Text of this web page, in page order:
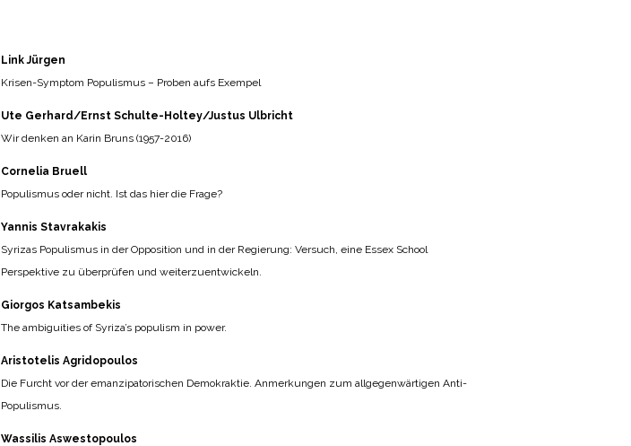
Link Jürgen
Krisen-Symptom Populismus – Proben aufs Exempel
Ute Gerhard/Ernst Schulte-Holtey/Justus Ulbricht
Wir denken an Karin Bruns (1957-2016)
Cornelia Bruell
Populismus oder nicht. Ist das hier die Frage?
Yannis Stavrakakis
Syrizas Populismus in der Opposition und in der Regierung: Versuch, eine Essex School
Perspektive zu überprüfen und weiterzuentwickeln.
Giorgos Katsambekis
The ambiguities of Syriza’s populism in power.
Aristotelis Agridopoulos
Die Furcht vor der emanzipatorischen Demokraktie. Anmerkungen zum allgegenwärtigen Anti-
Populismus.
Wassilis Aswestopoulos